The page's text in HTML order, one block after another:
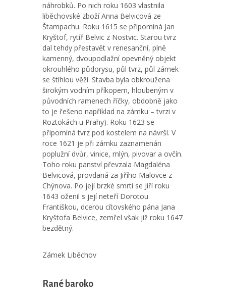
náhrobků. Po nich roku 1603 vlastnila
liběchovské zboží Anna Belvicová ze
Štampachu. Roku 1615 se připomíná Jan
Kryštof, rytíř Belvic z Nostvic. Starou tvrz
dal tehdy přestavět v renesanční, plně
kamenný, dvoupodlažní opevněný objekt
okrouhlého půdorysu, půl tvrz, půl zámek
se štíhlou věží. Stavba byla obkroužena
širokým vodním příkopem, hloubeným v
původních ramenech říčky, obdobně jako
to je řešeno například na zámku – tvrzi v
Roztokách u Prahy). Roku 1623 se
připomíná tvrz pod kostelem na návrší. V
roce 1621 je při zámku zaznamenán
poplužní dvůr, vinice, mlýn, pivovar a ovčín.
Toho roku panství převzala Magdaléna
Belvicová, provdaná za Jiřího Malovce z
Chýnova. Po její brzké smrti se Jiří roku
1643 oženil s její neteří Dorotou
Františkou, dcerou cítovského pána Jana
Kryštofa Belvice, zemřel však již roku 1647
bezdětný.
Zámek Liběchov
Rané baroko